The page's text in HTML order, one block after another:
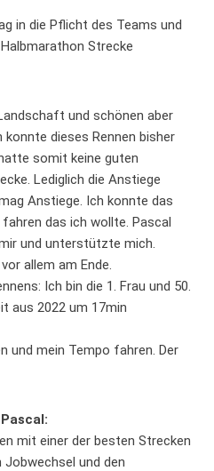
in die Pflicht des Teams und
Strecke
und schönen aber
dieses Rennen bisher
somit keine guten
Lediglich die Anstiege
Anstiege. Ich konnte das
das ich wollte. Pascal
und unterstützte mich.
allem am Ende.
Ich bin die 1. Frau und 50.
aus 2022 um 17min
und mein Tempo fahren. Der
mit einer der besten Strecken
Jobwechsel und den